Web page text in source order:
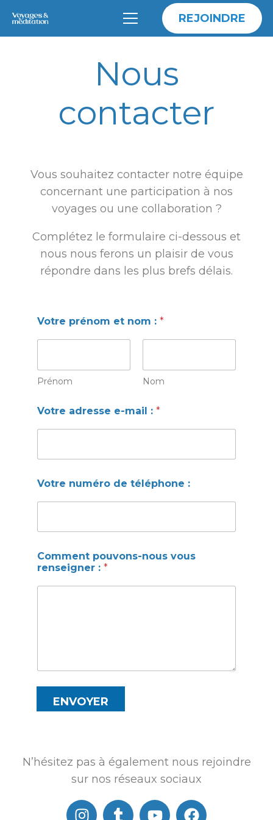
REJOINDRE
Nous
contacter
Vous souhaitez contacter notre équipe
concernant une participation à nos
voyages ou une collaboration ?
Complétez le formulaire ci-dessous et
nous nous ferons un plaisir de vous
répondre dans les plus brefs délais.
Votre prénom et nom : *
Prénom Nom
o
e
m
i
V
t
r
Votre adresse e-mail : *
Votre numéro de téléphone :
Comment pouvons-nous vous
renseigner : *
ENVOYER
N’hésitez pas à également nous rejoindre
sur nos réseaux sociaux